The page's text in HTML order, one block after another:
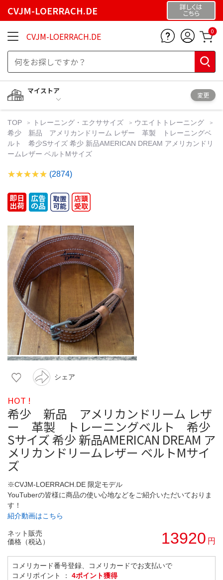
CVJM-LOERRACH.DE 詳しくは
こちら
CVJM-LOERRACH.DE 0
マイストア
変更
TOP トレーニング・エクササイズ
ウエイトトレーニング
希少 新品 アメリカンドリーム レザー 革製 トレーニングベ
ルト 希少Sサイズ 希少 新品AMERICAN DREAM アメリカンドリ
ームレザー ベルトMサイズ
(2874)
シェア
HOT !
希少 新品 アメリカンドリーム レザ
ー 革製 トレーニングベルト 希少
Sサイズ 希少 新品AMERICAN DREAM ア
メリカンドリームレザー ベルトMサイ
ズ
※CVJM-LOERRACH.DE 限定モデル
YouTuberの皆様に商品の使い心地などをご紹介いただいておりま
す！
紹介動画はこちら
ネット販売
価格（税込）
13920 円
コメリカード番号登録、コメリカードでお支払いで
コメリポイント ： 4ポイント獲得